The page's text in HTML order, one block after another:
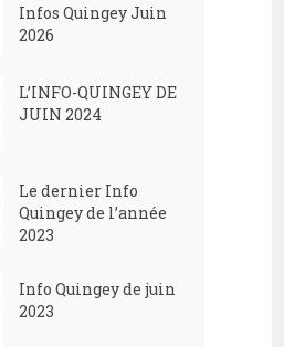
Infos Quingey Juin
2026
L’INFO-QUINGEY DE
JUIN 2024
Le dernier Info
Quingey de l’année
2023
Info Quingey de juin
2023